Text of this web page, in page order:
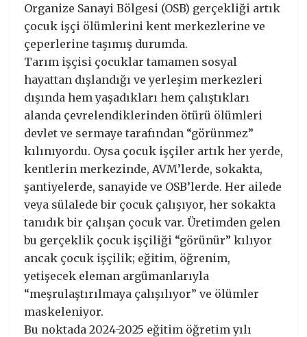
Organize Sanayi Bölgesi (OSB) gerçekliği artık
çocuk işçi ölümlerini kent merkezlerine ve
çeperlerine taşımış durumda.
Tarım işçisi çocuklar tamamen sosyal
hayattan dışlandığı ve yerleşim merkezleri
dışında hem yaşadıkları hem çalıştıkları
alanda çevrelendiklerinden ötürü ölümleri
devlet ve sermaye tarafından “görünmez”
kılınıyordu. Oysa çocuk işçiler artık her yerde,
kentlerin merkezinde, AVM’lerde, sokakta,
şantiyelerde, sanayide ve OSB’lerde. Her ailede
veya sülalede bir çocuk çalışıyor, her sokakta
tanıdık bir çalışan çocuk var. Üretimden gelen
bu gerçeklik çocuk işçiliği “görünür” kılıyor
ancak çocuk işçilik; eğitim, öğrenim,
yetişecek eleman argümanlarıyla
“meşrulaştırılmaya çalışılıyor” ve ölümler
maskeleniyor.
Bu noktada 2024-2025 eğitim öğretim yılı